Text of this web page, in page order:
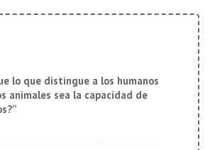
lo que distingue a los humanos
animales sea la capacidad de